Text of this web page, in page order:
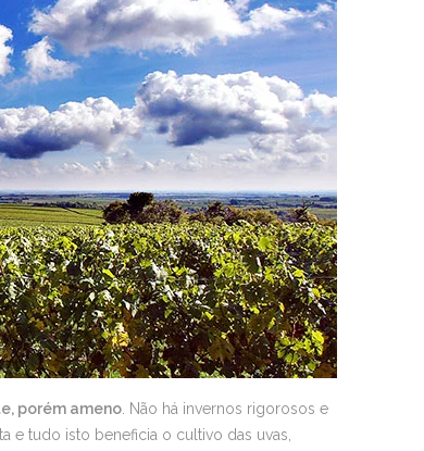
porém ameno . Não há invernos rigorosos e
e tudo isto beneficia o cultivo das uvas,